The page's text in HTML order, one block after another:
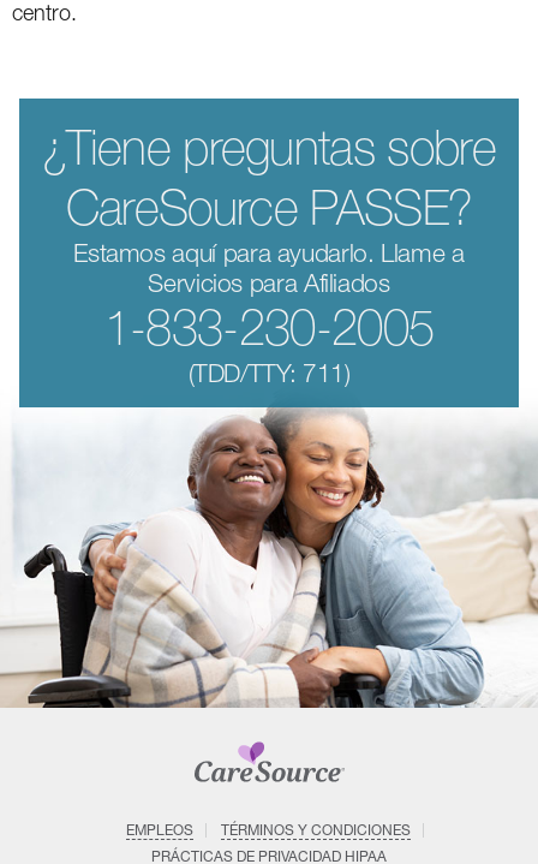
centro.
¿Tiene preguntas sobre
CareSource PASSE?
Estamos aquí para ayudarlo. Llame a
Servicios para Afiliados
1-833-230-2005
(TDD/TTY: 711)
EMPLEOS
TÉRMINOS Y CONDICIONES
PRÁCTICAS DE PRIVACIDAD HIPAA